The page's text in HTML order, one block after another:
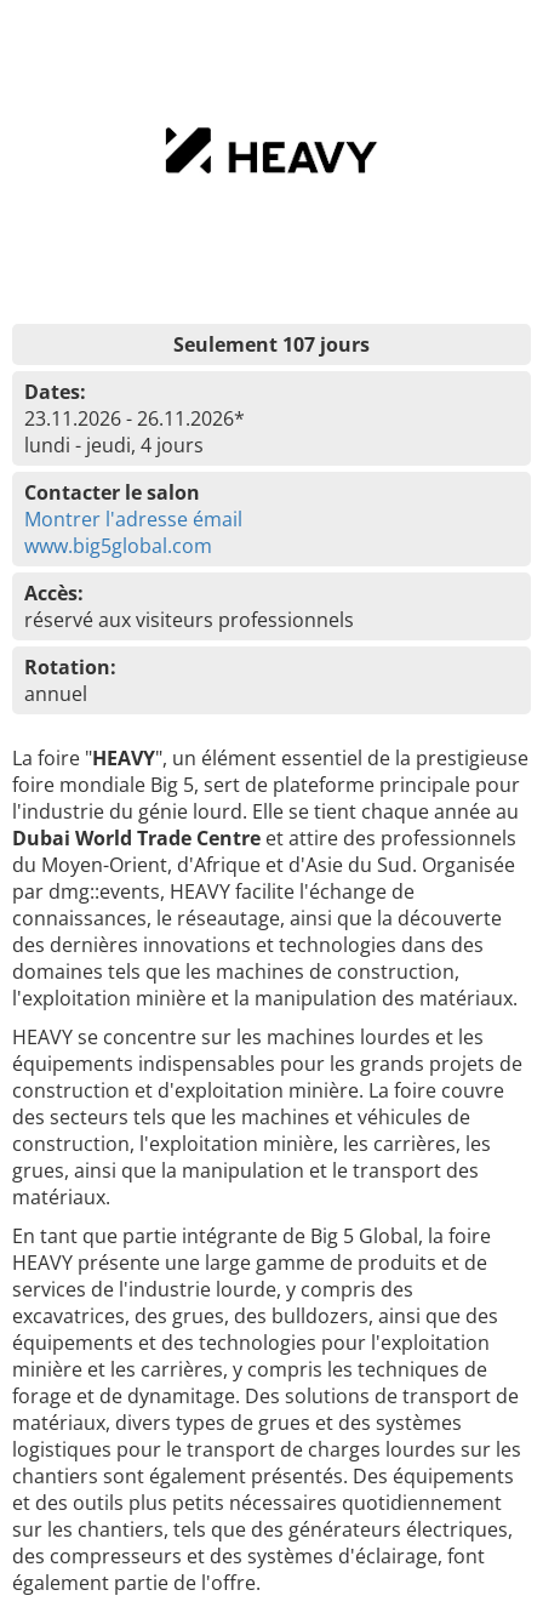
Seulement 107 jours
Dates:
23.11.2026 - 26.11.2026*
lundi - jeudi, 4 jours
Contacter le salon
Montrer l'adresse émail
www.big5global.com
Accès:
réservé aux visiteurs professionnels
Rotation:
annuel
La foire "HEAVY", un élément essentiel de la prestigieuse
foire mondiale Big 5, sert de plateforme principale pour
l'industrie du génie lourd. Elle se tient chaque année au
Dubai World Trade Centre et attire des professionnels
du Moyen-Orient, d'Afrique et d'Asie du Sud. Organisée
par dmg::events, HEAVY facilite l'échange de
connaissances, le réseautage, ainsi que la découverte
des dernières innovations et technologies dans des
domaines tels que les machines de construction,
l'exploitation minière et la manipulation des matériaux.
HEAVY se concentre sur les machines lourdes et les
équipements indispensables pour les grands projets de
construction et d'exploitation minière. La foire couvre
des secteurs tels que les machines et véhicules de
construction, l'exploitation minière, les carrières, les
grues, ainsi que la manipulation et le transport des
matériaux.
En tant que partie intégrante de Big 5 Global, la foire
HEAVY présente une large gamme de produits et de
services de l'industrie lourde, y compris des
excavatrices, des grues, des bulldozers, ainsi que des
équipements et des technologies pour l'exploitation
minière et les carrières, y compris les techniques de
forage et de dynamitage. Des solutions de transport de
matériaux, divers types de grues et des systèmes
logistiques pour le transport de charges lourdes sur les
chantiers sont également présentés. Des équipements
et des outils plus petits nécessaires quotidiennement
sur les chantiers, tels que des générateurs électriques,
des compresseurs et des systèmes d'éclairage, font
également partie de l'offre.